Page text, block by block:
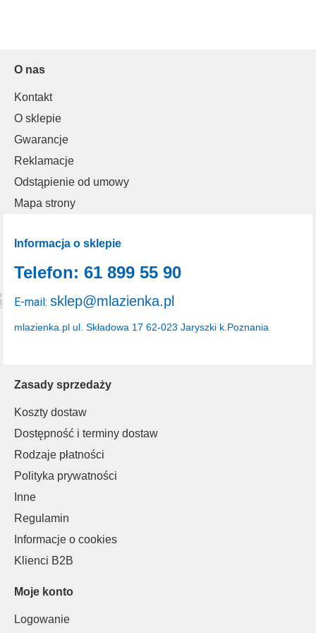
O nas
Kontakt
O sklepie
Gwarancje
Reklamacje
Odstąpienie od umowy
Mapa strony
Zasady sprzedaży
Koszty dostaw
Dostępność i terminy dostaw
Rodzaje płatności
Polityka prywatności
Inne
Regulamin
Informacje o cookies
Klienci B2B
Moje konto
Logowanie
Informacja o sklepie
mlazienka.pl ul. Składowa 17 62-023 Jaryszki k.Poznania
Telefon: 61 899 55 90
E-mail: sklep@mlazienka.pl